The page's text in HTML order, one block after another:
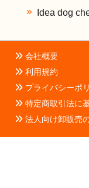
Idea dog
会社概要
利用規約
プライバシーポ
特定商取引法に
法人向け卸販売